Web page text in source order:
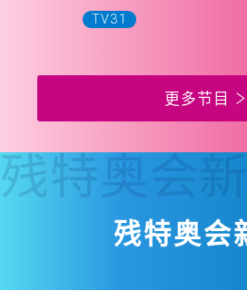
TV31
更多节目
残特奥会
残特奥会